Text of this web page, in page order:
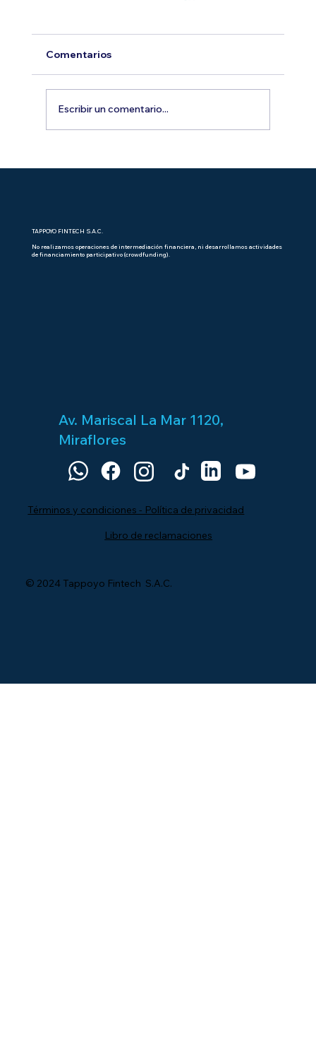
Comentarios
Escribir un comentario...
TAPPOYO FINTECH S.A.C.
No realizamos operaciones de intermediación financiera, ni desarrollamos actividades
de financiamiento participativo (crowdfunding).
© 2024 Tappoyo Fintech S.A.C.
Av. Mariscal La Mar 1120,
Miraflores
Términos y condiciones - Política de privacidad
Libro de reclamaciones